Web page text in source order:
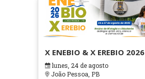
X ENEBIO & X EREBIO 2026
lunes, 24 de agosto
João Pessoa, PB